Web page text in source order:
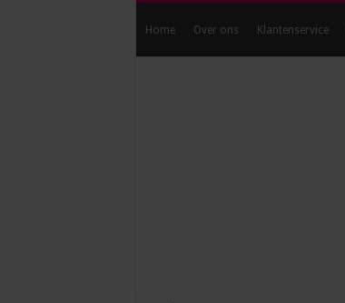
Home Over ons Klantenservice